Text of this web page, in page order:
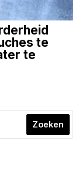
te
te
Zoeken